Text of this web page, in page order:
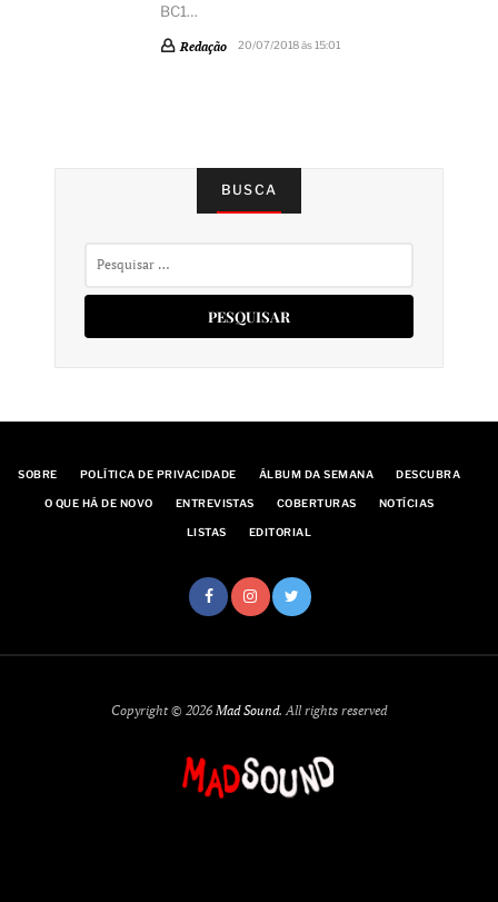
BC1…
Redação 20/07/2018 às 15:01
BUSCA
SOBRE POLÍTICA DE PRIVACIDADE ÁLBUM DA SEMANA DESCUBRA
O QUE HÁ DE NOVO ENTREVISTAS COBERTURAS NOTÍCIAS
LISTAS EDITORIAL
Copyright © 2026Mad Sound. All rights reserved